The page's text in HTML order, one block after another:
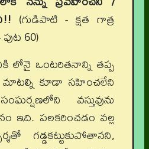
(గుడిపాటి - క్షత గాత్ర
60)
ఒంటరితనాన్ని తప్ప
కూడా సహించలేని
వస్తువును
ఇది. పలకరించడం వల్ల
గడ్డకట్టుకుపోతానని,